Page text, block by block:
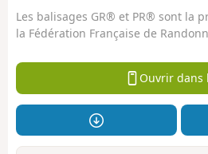
Les balisages GR® et PR® sont la
la Fédération Française de
Ouvrir dans